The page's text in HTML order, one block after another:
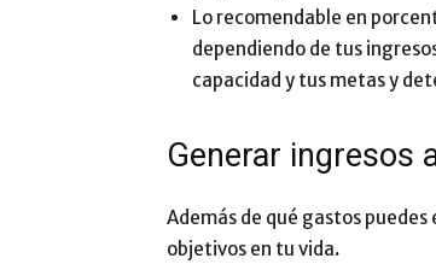
Lo recomendable en
dependiendo de tus
capacidad y tus metas y
Generar ingresos
Además de qué gastos
objetivos en tu vida.